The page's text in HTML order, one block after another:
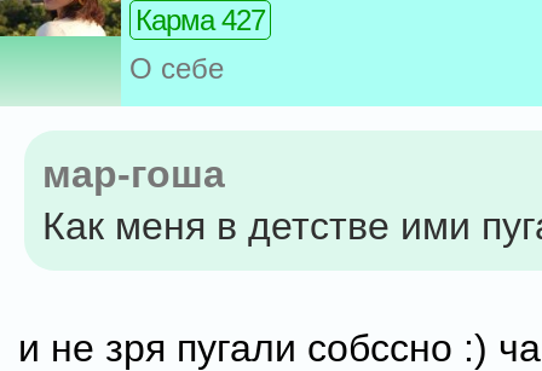
Карма 427
О себе
мар-гоша
Как меня в детстве ими
и не зря пугали собссно :)